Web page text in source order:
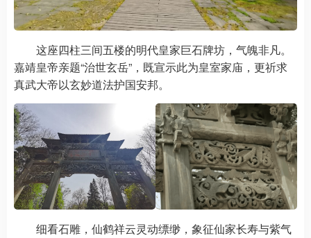
这座四柱三间五楼的明代皇家巨石牌坊，气魄非凡。
嘉靖皇帝亲题“治世玄岳”，既宣示此为皇室家庙，更祈求
真武大帝以玄妙道法护国安邦。
细看石雕，仙鹤祥云灵动缥缈，象征仙家长寿与紫气